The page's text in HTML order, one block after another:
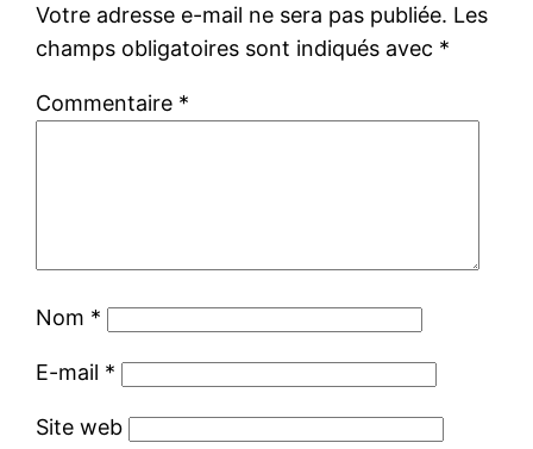
Votre adresse e-mail ne sera pas publiée. Les
champs obligatoires sont indiqués avec *
Commentaire *
Nom *
E-mail *
Site web